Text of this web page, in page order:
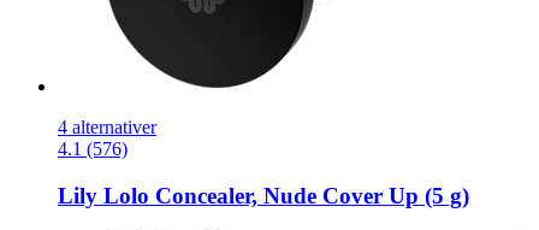
4 alternativer
4.1 (576)
Lily Lolo Concealer, Nude Cover Up (5 g)